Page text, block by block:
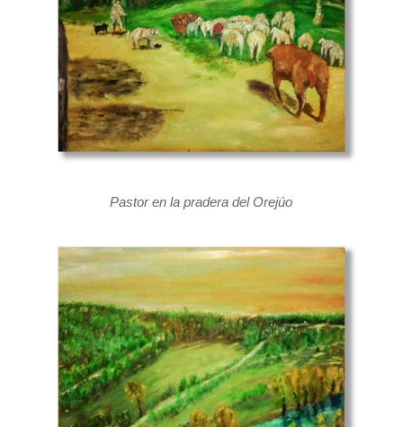
Pastor en la pradera del Orejúo